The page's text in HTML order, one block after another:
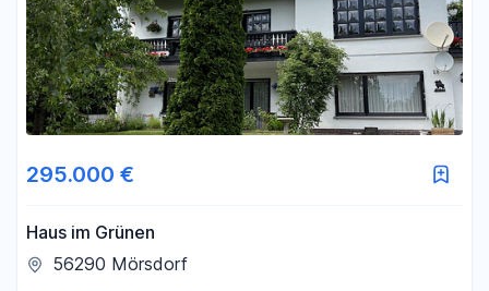
295.000 €
Haus im Grünen
56290 Mörsdorf